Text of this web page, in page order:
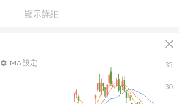
顯示詳細
close
30
35
settings MA 設定